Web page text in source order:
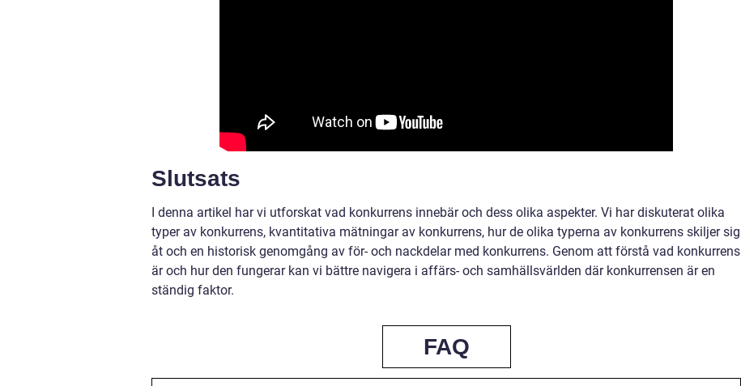
Slutsats
I denna artikel har vi utforskat vad konkurrens innebär och dess olika aspekter. Vi har diskuterat olika
typer av konkurrens, kvantitativa mätningar av konkurrens, hur de olika typerna av konkurrens skiljer sig
åt och en historisk genomgång av för- och nackdelar med konkurrens. Genom att förstå vad konkurrens
är och hur den fungerar kan vi bättre navigera i affärs- och samhällsvärlden där konkurrensen är en
ständig faktor.
FAQ